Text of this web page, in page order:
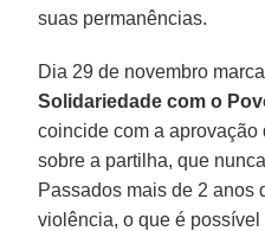
suas permanências.
Dia 29 de novembro
Solidariedade com o
coincide com a
sobre a partilha, que
Passados mais de 2 anos
violência, o que é